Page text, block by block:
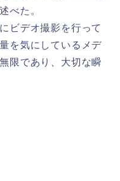
べた。
ビデオ撮影を行って
を気にしているメデ
限であり、大切な瞬